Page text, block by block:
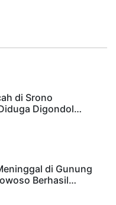
di Srono
Digondol…
di Gunung
Berhasil…